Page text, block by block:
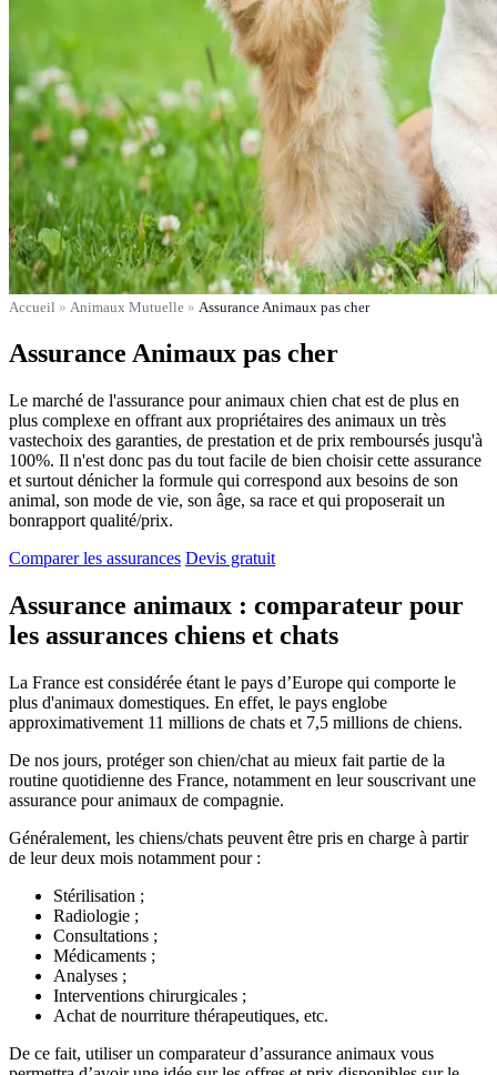
Accueil » Animaux Mutuelle » Assurance Animaux pas cher
Assurance Animaux pas cher
Le marché de l'assurance pour animaux chien chat est de plus en
plus complexe en offrant aux propriétaires des animaux un très
vastechoix des garanties, de prestation et de prix remboursés jusqu'à
100%. Il n'est donc pas du tout facile de bien choisir cette assurance
et surtout dénicher la formule qui correspond aux besoins de son
animal, son mode de vie, son âge, sa race et qui proposerait un
bonrapport qualité/prix.
Comparer les assurances Devis gratuit
Assurance animaux : comparateur pour
les assurances chiens et chats
La France est considérée étant le pays d’Europe qui comporte le
plus d'animaux domestiques. En effet, le pays englobe
approximativement 11 millions de chats et 7,5 millions de chiens.
De nos jours, protéger son chien/chat au mieux fait partie de la
routine quotidienne des France, notamment en leur souscrivant une
assurance pour animaux de compagnie.
Généralement, les chiens/chats peuvent être pris en charge à partir
de leur deux mois notamment pour :
Stérilisation ;
Radiologie ;
Consultations ;
Médicaments ;
Analyses ;
Interventions chirurgicales ;
Achat de nourriture thérapeutiques, etc.
De ce fait, utiliser un comparateur d’assurance animaux vous